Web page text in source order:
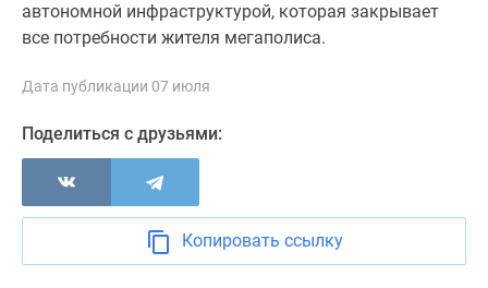
автономной инфраструктурой, которая закрывает
все потребности жителя мегаполиса.
Дата публикации 07 июля
Поделиться с друзьями:
Копировать ссылку